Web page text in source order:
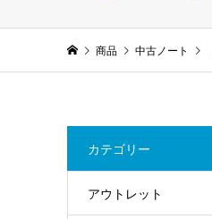
商品 中古ノート
カテゴリー
アウトレット